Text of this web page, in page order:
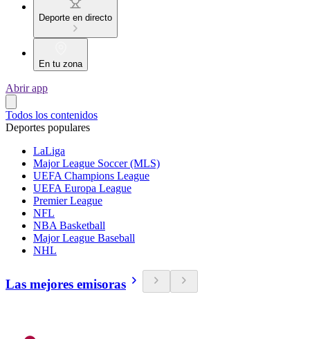
Deporte en directo
En tu zona
Abrir app
Todos los contenidos
Deportes populares
LaLiga
Major League Soccer (MLS)
UEFA Champions League
UEFA Europa League
Premier League
NFL
NBA Basketball
Major League Baseball
NHL
Las mejores emisoras